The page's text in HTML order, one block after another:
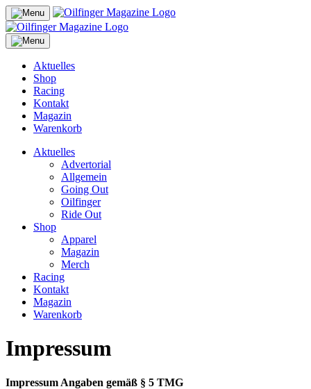
Aktuelles
Shop
Racing
Kontakt
Magazin
Warenkorb
Aktuelles
Advertorial
Allgemein
Going Out
Oilfinger
Ride Out
Shop
Apparel
Magazin
Merch
Racing
Kontakt
Magazin
Warenkorb
Impressum
Impressum Angaben gemäß § 5 TMG